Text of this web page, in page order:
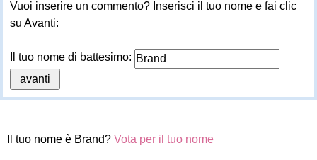
Vuoi inserire un commento? Inserisci il tuo nome e fai clic
su Avanti:
Il tuo nome di battesimo:
Il tuo nome è Brand? Vota per il tuo nome